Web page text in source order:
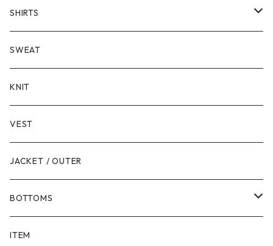
SHORT SLEEVE
LONG SLEEVE
SHIRTS
SHORT SLEEVE
LONG SLEEVE
SWEAT
KNIT
VEST
JACKET / OUTER
BOTTOMS
SHORTS
ITEM